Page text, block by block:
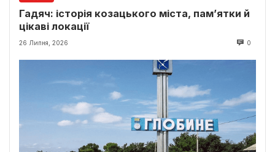
Гадяч: історія козацького міста, пам’ятки й
цікаві локації
26 Липня, 2026 0